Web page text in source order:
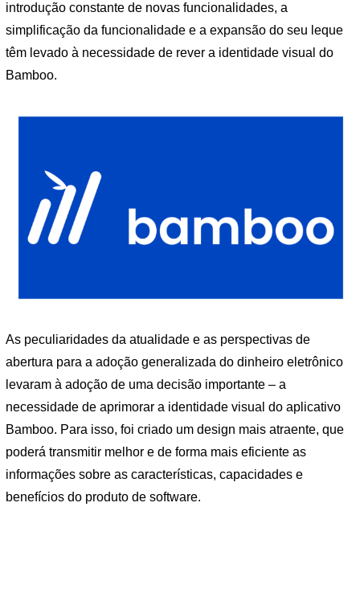
introdução constante de novas funcionalidades, a
simplificação da funcionalidade e a expansão do seu leque
têm levado à necessidade de rever a identidade visual do
Bamboo.
As peculiaridades da atualidade e as perspectivas de
abertura para a adoção generalizada do dinheiro eletrônico
levaram à adoção de uma decisão importante – a
necessidade de aprimorar a identidade visual do aplicativo
Bamboo. Para isso, foi criado um design mais atraente, que
poderá transmitir melhor e de forma mais eficiente as
informações sobre as características, capacidades e
benefícios do produto de software.